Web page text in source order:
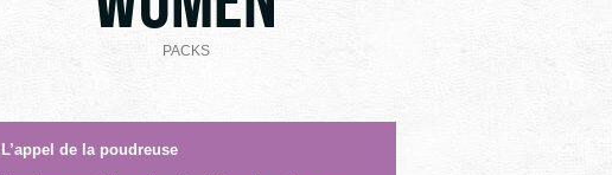
PACKS
L’appel de la poudreuse